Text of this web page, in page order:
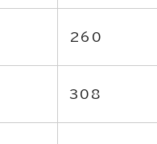
260
308